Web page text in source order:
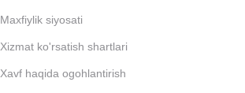
Maxfiylik siyosati
Xizmat ko'rsatish shartlari
Xavf haqida ogohlantirish